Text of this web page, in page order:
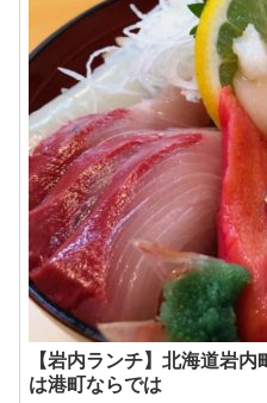
【岩内ランチ】北海道岩
は港町ならでは